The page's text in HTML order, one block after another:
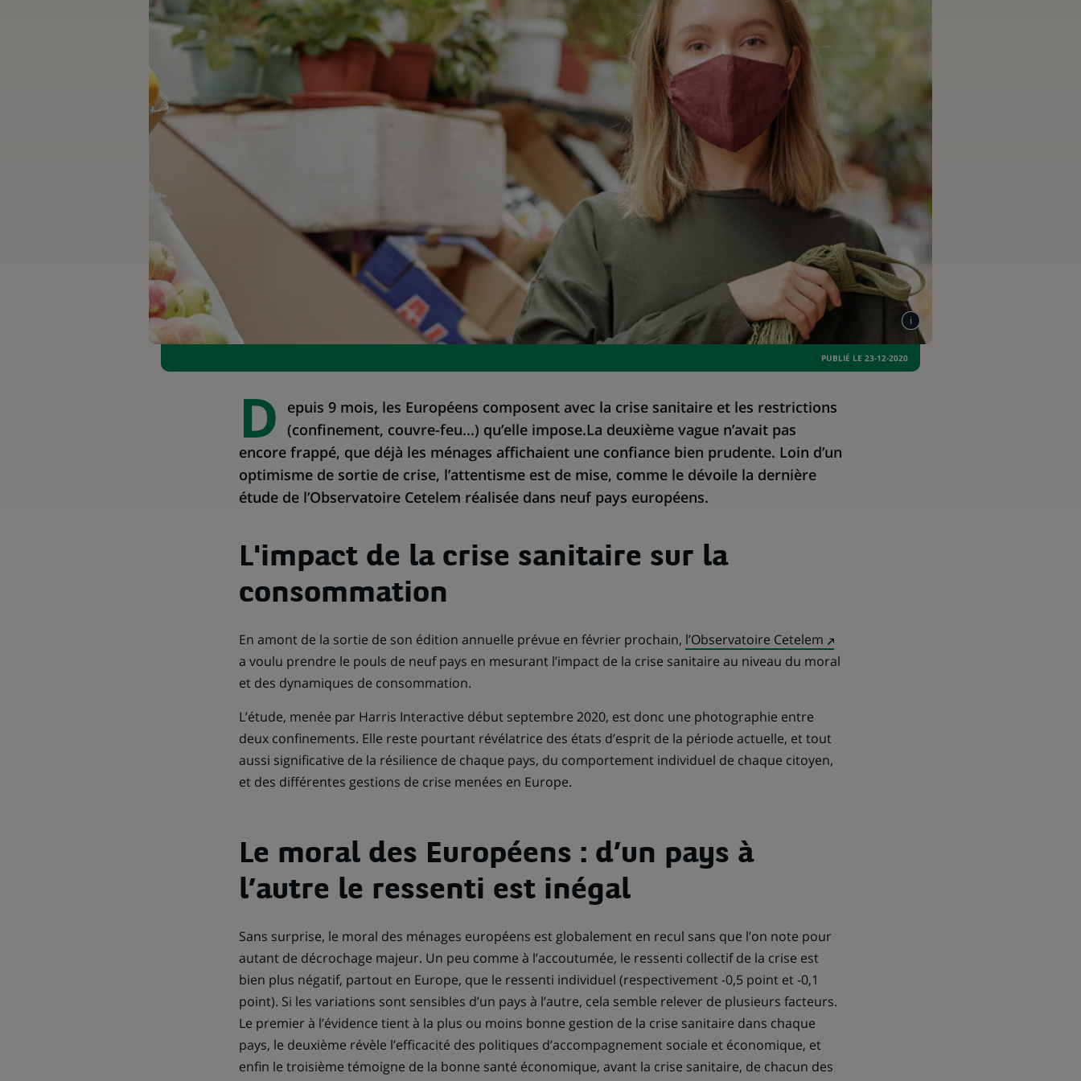
PUBLIÉ LE 23-12-2020
D
epuis 9 mois, les Européens composent avec la crise sanitaire et les restrictions
(confinement, couvre-feu...) qu’elle impose.La deuxième vague n’avait pas
encore frappé, que déjà les ménages affichaient une confiance bien prudente. Loin d’un
optimisme de sortie de crise, l’attentisme est de mise, comme le dévoile la dernière
étude de l’Observatoire Cetelem réalisée dans neuf pays européens.
L'impact de la crise sanitaire sur la
consommation
En amont de la sortie de son édition annuelle prévue en février prochain, l’Observatoire Cetelem (Ce
lien
nouvel
onglet)
a voulu prendre le pouls de neuf pays en mesurant l’impact de la crise sanitaire au niveau du moral
et des dynamiques de consommation.
L’étude, menée par Harris Interactive début septembre 2020, est donc une photographie entre
deux confinements. Elle reste pourtant révélatrice des états d’esprit de la période actuelle, et tout
aussi significative de la résilience de chaque pays, du comportement individuel de chaque citoyen,
et des différentes gestions de crise menées en Europe.
Le moral des Européens : d’un pays à
l’autre le ressenti est inégal
Sans surprise, le moral des ménages européens est globalement en recul sans que l’on note pour
autant de décrochage majeur. Un peu comme à l’accoutumée, le ressenti collectif de la crise est
bien plus négatif, partout en Europe, que le ressenti individuel (respectivement -0,5 point et -0,1
point). Si les variations sont sensibles d’un pays à l’autre, cela semble relever de plusieurs facteurs.
Le premier à l’évidence tient à la plus ou moins bonne gestion de la crise sanitaire dans chaque
pays, le deuxième révèle l’efficacité des politiques d’accompagnement sociale et économique, et
enfin le troisième témoigne de la bonne santé économique, avant la crise sanitaire, de chacun des